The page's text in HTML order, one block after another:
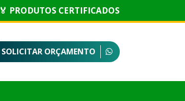
🏅 PRODUTOS CERTIFICADOS
SOLICITAR ORÇAMENTO